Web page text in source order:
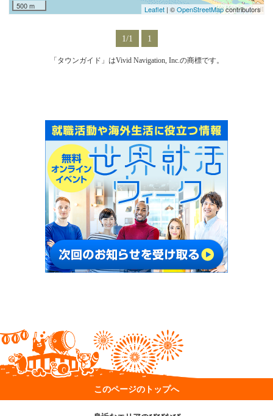
500 m Leaflet| ©OpenStreetMapcontributors
1/1 1
「タウンガイド」はVivid Navigation, Inc.の商標です。
このページのトップへ